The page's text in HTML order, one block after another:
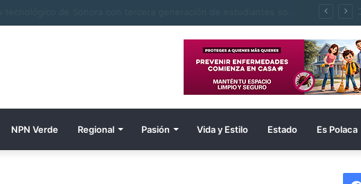
NPN Verde Regional Pasión Vida y Estilo Estado Es Polaca